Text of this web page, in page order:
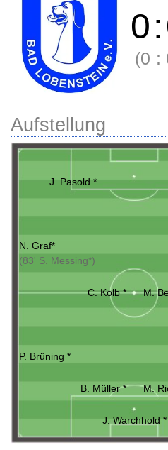
0:
(0 :
Aufstellung
J. Pasold *
N. Graf*
(83' S. Messing*)
C. Kolb * M.
P. Brüning *
B. Müller * M.
J. Warchhold *